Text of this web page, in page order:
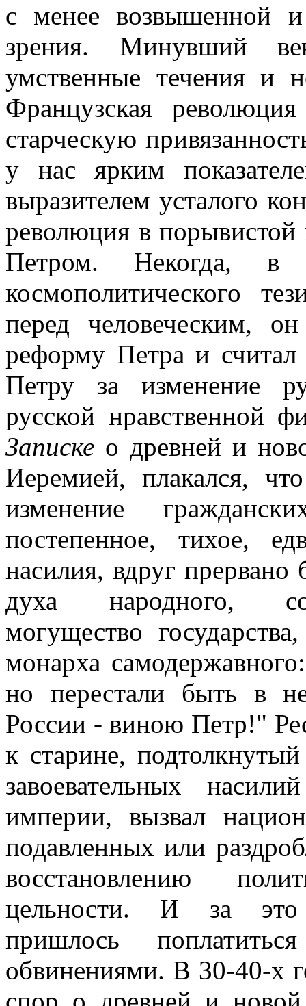
с менее возвышенной и
зрения. Минувший
умственные течения и
Французская
старческую
у нас ярким
выразителем усталого
революция в
Петром. Некогда,
космополитического
перед человеческим,
реформу Петра и
Петру за изменение
русской нравственной
Записке о древней и
Иеремией, плакался,
изменение
постепенное, тихое,
насилия, вдруг
духа народного,
могущество
монарха
но перестали быть в
России - виною Петр!"
к старине,
завоевательных
империи, вызвал
подавленных или
восстановлению
цельности. И за это
пришлось
обвинениями. В 30-40-х